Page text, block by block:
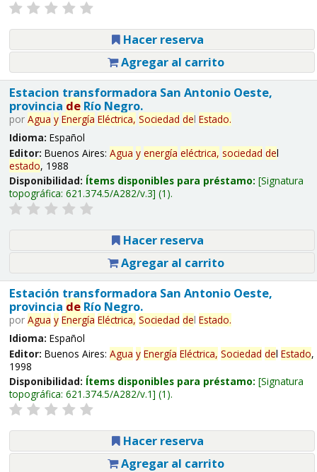
Hacer reserva
Agregar al carrito
Estacion transformadora San Antonio Oeste,
provincia deRío Negro.
por Agua y Energía Eléctrica, Sociedad del Estado.
Idioma: Español
Editor: Buenos Aires: Agua y energía eléctrica, sociedad del
estado, 1988
Disponibilidad: Ítems disponibles para préstamo: Signatura
topográfica: 621.374.5/A282/v.3 (1).
Hacer reserva
Agregar al carrito
Estación transformadora San Antonio Oeste,
provincia deRío Negro.
por Agua y Energía Eléctrica, Sociedad del Estado.
Idioma: Español
Editor: Buenos Aires: Agua y Energía Eléctrica, Sociedad del Estado,
1998
Disponibilidad: Ítems disponibles para préstamo: Signatura
topográfica: 621.374.5/A282/v.1 (1).
Hacer reserva
Agregar al carrito